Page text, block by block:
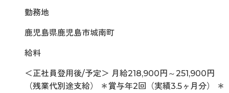
勤務地
鹿児島県鹿児島市城南町
給料
＜正社員登用後/予定＞ 月給218,900円～251,900円
（残業代別途支給） ＊賞与年2回（実績3.5ヶ月分） ＊